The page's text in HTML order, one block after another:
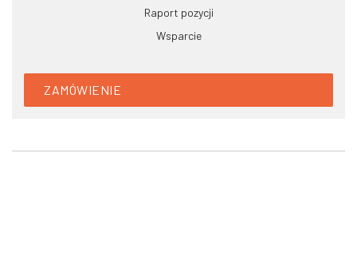
Raport pozycji
Wsparcie
ZAMÓWIENIE